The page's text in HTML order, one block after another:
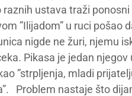
ustava traži
”Ilijadom” u ruci pošao
nigde ne žuri, njemu
Pikasa je jedan
”strpljenja, mladi
Problem nastaje što